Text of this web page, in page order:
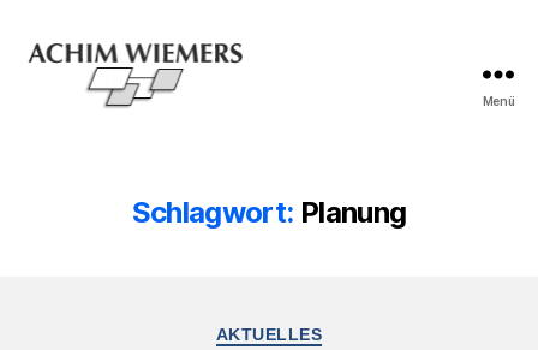
Menü
Schlagwort: Planung
AKTUELLES